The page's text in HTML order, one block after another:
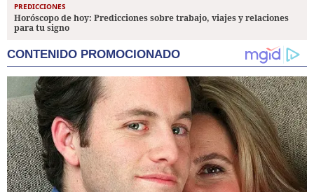
PREDICCIONES
Horóscopo de hoy: Predicciones sobre trabajo, viajes y relaciones
para tu signo
CONTENIDO PROMOCIONADO